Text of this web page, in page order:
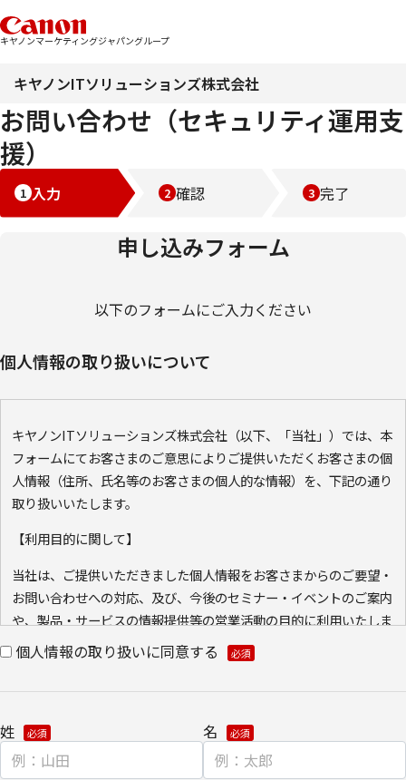
キヤノンマーケティングジャパングループ
キヤノンITソリューションズ株式会社
お問い合わせ（セキュリティ運用支
援）
入力 確認 完了
申し込みフォーム
以下のフォームにご入力ください
個人情報の取り扱いについて
キヤノンITソリューションズ株式会社（以下、「当社」）では、本
フォームにてお客さまのご意思によりご提供いただくお客さまの個
人情報（住所、氏名等のお客さまの個人的な情報）を、下記の通り
取り扱いいたします。
【利用目的に関して】
当社は、ご提供いただきました個人情報をお客さまからのご要望・
お問い合わせへの対応、及び、今後のセミナー・イベントのご案内
や、製品・サービスの情報提供等の営業活動の目的に利用いたしま
す。ご本人の同意なく利用目的以外に利用いたしません。
場合があります。取得可能なアクセス履歴は、メールに設定したリ
ンク先ページ、および当社と当社のグループ会社が運営・開設する
ウェブページ内に限られます。アクセス履歴は、市場分析、およ
個人情報の取り扱いに同意する
姓 名